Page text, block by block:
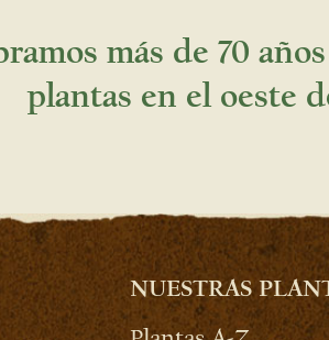
más de 70
plantas en el oeste
NUESTRAS